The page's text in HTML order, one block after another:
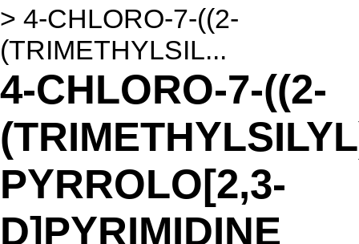
> 4-CHLORO-7-((2-
(TRIMETHYLSIL...
4-CHLORO-7-((2-
PYRROLO[2,3-
D]PYRIMIDINE